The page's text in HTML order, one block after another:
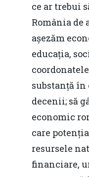
ce ar trebui
România de
așezăm
educația,
substanță
decenii; să
economic
care
resursele
financiare,